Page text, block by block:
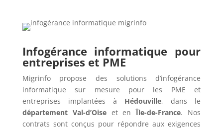
Infogérance informatique pour
entreprises et PME
Migrinfo propose des solutions d’infogérance
informatique sur mesure pour les PME et
entreprises implantées à Hédouville, dans le
département Val-d’Oiseet enÎle-de-France. Nos
contrats sont conçus pour répondre aux exigences